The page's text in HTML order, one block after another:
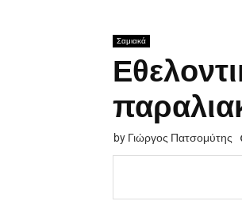
Σαμιακά
by Γιώργος Πατσομύτης